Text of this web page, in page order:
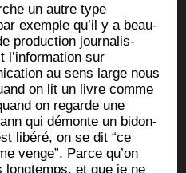
un autre type
exemple qu’il y a beau­
pro­duc­tion jour­na­lis­
l’information sur
au sens large nous
on lit un livre comme
on regarde une
qui démonte un bidon­
libé­ré, on se dit “ce
venge”. Parce qu’on
long­temps, et que je ne